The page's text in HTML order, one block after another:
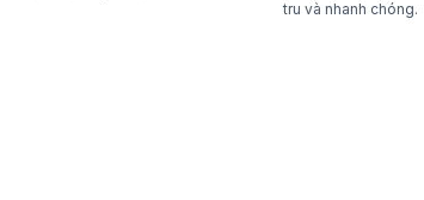
tru và nhanh chóng.